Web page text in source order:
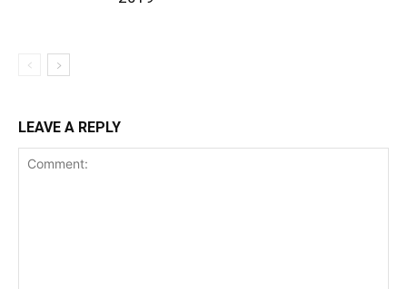
LEAVE A REPLY